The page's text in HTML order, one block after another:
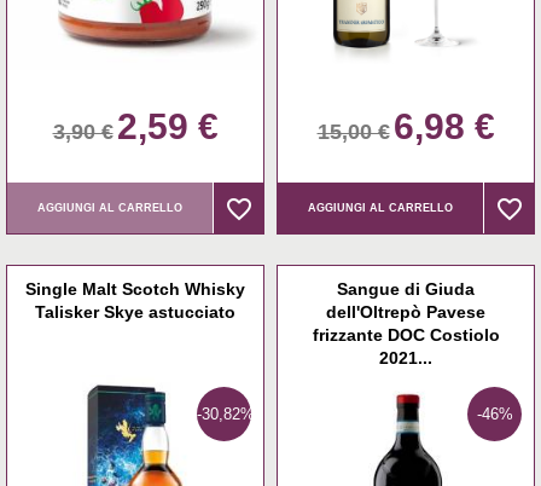
3,90 € 2,59 €
AGGIUNGI AL CARRELLO favorite_border
favorite_border
15,00 € 6,98 €
AGGIUNGI AL CARRELLO favorite_border
favorite_border
Single Malt Scotch Whisky
Talisker Skye astucciato
-30,82%
Sangue di Giuda
dell'Oltrepò Pavese
frizzante DOC Costiolo
2021...
-46%